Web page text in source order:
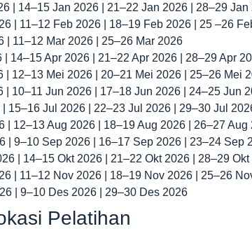
| 14–15 Jan 2026 | 21–22 Jan 2026 | 28–29 Jan
| 11–12 Feb 2026 | 18–19 Feb 2026 | 25 –26
| 11–12 Mar 2026 | 25–26 Mar 2026
| 14–15 Apr 2026 | 21–22 Apr 2026 | 28–29 Apr
| 12–13 Mei 2026 | 20–21 Mei 2026 | 25–26 Mei
| 10–11 Jun 2026 | 17–18 Jun 2026 | 24–25 Jun
15–16 Jul 2026 | 22–23 Jul 2026 | 29–30 Jul
| 12–13 Aug 2026 | 18–19 Aug 2026 | 26–27 Aug
| 9–10 Sep 2026 | 16–17 Sep 2026 | 23–24 Sep
| 14–15 Okt 2026 | 21–22 Okt 2026 | 28–29
| 11–12 Nov 2026 | 18–19 Nov 2026 | 25–26
| 9–10 Des 2026 | 29–30 Des 2026
Pelatihan